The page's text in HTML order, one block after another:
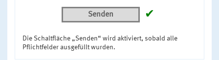
Senden ✔
Die Schaltfläche „Senden“ wird aktiviert, sobald alle
Pflichtfelder ausgefüllt wurden.